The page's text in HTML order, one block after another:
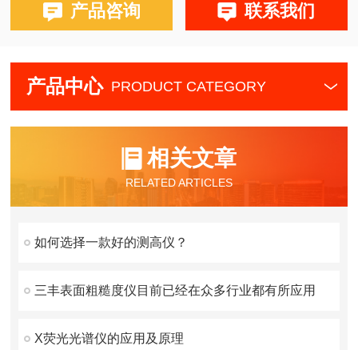
产品咨询 联系我们
产品中心 PRODUCT CATEGORY
相关文章
RELATED ARTICLES
如何选择一款好的测高仪？
三丰表面粗糙度仪目前已经在众多行业都有所应用
X荧光光谱仪的应用及原理